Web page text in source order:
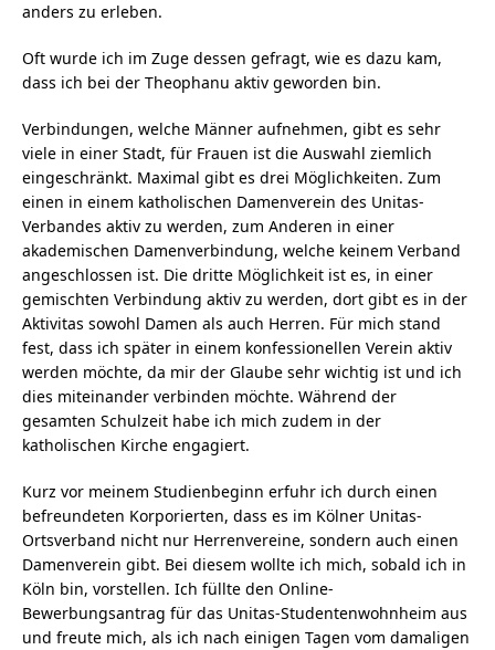
anders zu erleben.
Oft wurde ich im Zuge dessen gefragt, wie es dazu kam,
dass ich bei der Theophanu aktiv geworden bin.
Verbindungen, welche Männer aufnehmen, gibt es sehr
viele in einer Stadt, für Frauen ist die Auswahl ziemlich
eingeschränkt. Maximal gibt es drei Möglichkeiten. Zum
einen in einem katholischen Damenverein des Unitas-
Verbandes aktiv zu werden, zum Anderen in einer
akademischen Damenverbindung, welche keinem Verband
angeschlossen ist. Die dritte Möglichkeit ist es, in einer
gemischten Verbindung aktiv zu werden, dort gibt es in der
Aktivitas sowohl Damen als auch Herren. Für mich stand
fest, dass ich später in einem konfessionellen Verein aktiv
werden möchte, da mir der Glaube sehr wichtig ist und ich
dies miteinander verbinden möchte. Während der
gesamten Schulzeit habe ich mich zudem in der
katholischen Kirche engagiert.
Kurz vor meinem Studienbeginn erfuhr ich durch einen
befreundeten Korporierten, dass es im Kölner Unitas-
Ortsverband nicht nur Herrenvereine, sondern auch einen
Damenverein gibt. Bei diesem wollte ich mich, sobald ich in
Köln bin, vorstellen. Ich füllte den Online-
Bewerbungsantrag für das Unitas-Studentenwohnheim aus
und freute mich, als ich nach einigen Tagen vom damaligen